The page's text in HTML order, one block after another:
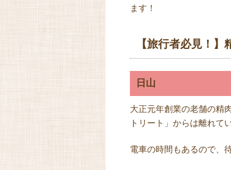
ます！
【旅行者必見！
日山
大正元年創業の老舗の精
トリート」からは離れて
電車の時間もあるので、